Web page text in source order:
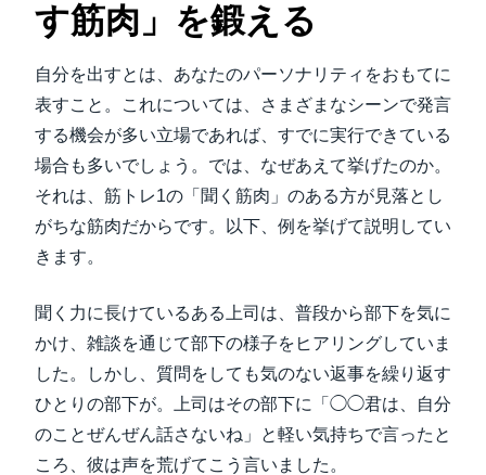
す筋肉」を鍛える
自分を出すとは、あなたのパーソナリティをおもてに
表すこと。これについては、さまざまなシーンで発言
する機会が多い立場であれば、すでに実行できている
場合も多いでしょう。では、なぜあえて挙げたのか。
それは、筋トレ1の「聞く筋肉」のある方が見落とし
がちな筋肉だからです。以下、例を挙げて説明してい
きます。
聞く力に長けているある上司は、普段から部下を気に
かけ、雑談を通じて部下の様子をヒアリングしていま
した。しかし、質問をしても気のない返事を繰り返す
ひとりの部下が。上司はその部下に「◯◯君は、自分
のことぜんぜん話さないね」と軽い気持ちで言ったと
ころ、彼は声を荒げてこう言いました。